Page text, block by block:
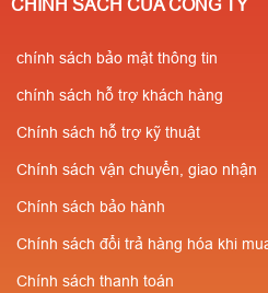
kiểm định
PCCC✔️Sẵn
Số lượng càng nhiều
giá càng rẻ ✔️Chiết
khấu cao cho người
giới thiệu
CHÍNH SÁCH CỦA CÔNG TY
chính sách bảo mật thông tin
chính sách hỗ trợ khách hàng
Chính sách hỗ trợ kỹ thuật
Chính sách vận chuyển, giao nhận
Chính sách bảo hành
Chính sách đổi trả hàng hóa khi
Chính sách thanh toán